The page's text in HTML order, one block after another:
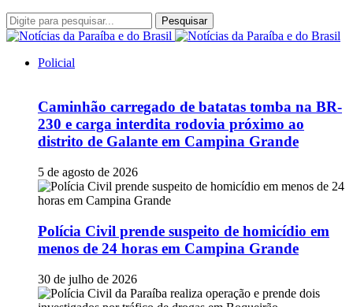
Pesquisar
Policial
Caminhão carregado de batatas tomba na BR-
230 e carga interdita rodovia próximo ao
distrito de Galante em Campina Grande
5 de agosto de 2026
Polícia Civil prende suspeito de homicídio em
menos de 24 horas em Campina Grande
30 de julho de 2026